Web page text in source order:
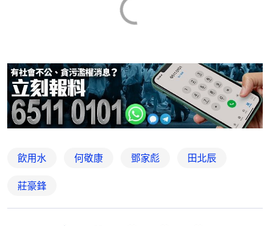
飲用水 何敬康 鄧家彪 田北辰
莊豪鋒